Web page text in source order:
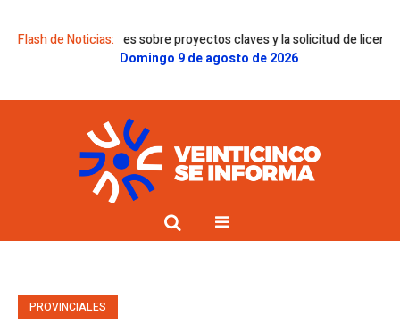
Flash de Noticias:sobre proyectos claves y la solicitud de licencia de
Domingo 9 de agosto de 2026
PROVINCIALES